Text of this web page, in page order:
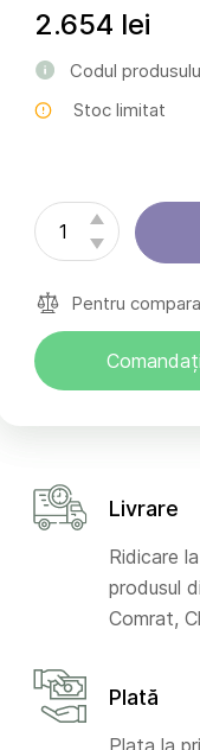
2.654 lei
Codul
Stoc limitat
Pentru
Livrare
Ridicare
produsul
Comrat,
Plată
Plata la